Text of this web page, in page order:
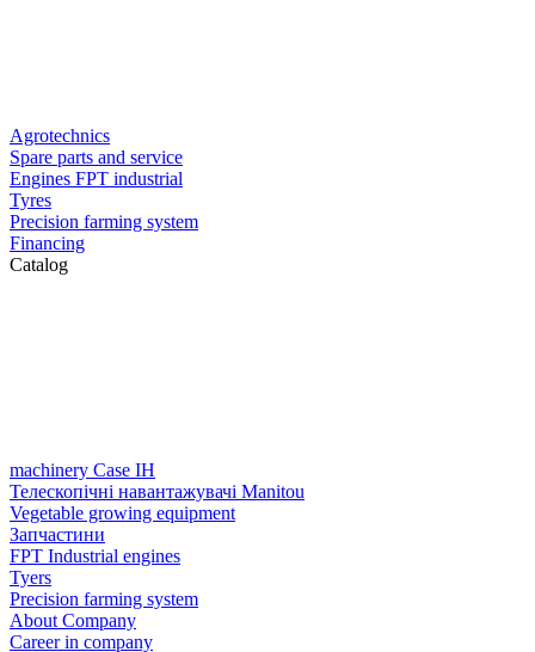
Agrotechnics
Spare parts and service
Engines FPT industrial
Tyres
Precision farming system
Financing
Catalog
machinery Case IH
Телескопічні навантажувачі Manitou
Vegetable growing equipment
Запчастини
FPT Industrial engines
Tyers
Precision farming system
About Company
Career in company